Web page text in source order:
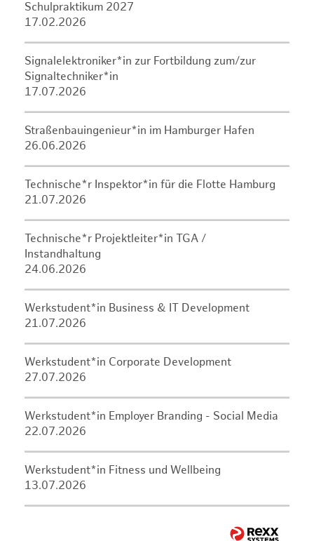
Schulpraktikum 2027
17.02.2026
Signalelektroniker*in zur Fortbildung zum/zur
Signaltechniker*in
17.07.2026
Straßenbauingenieur*in im Hamburger Hafen
26.06.2026
Technische*r Inspektor*in für die Flotte Hamburg
21.07.2026
Technische*r Projektleiter*in TGA /
Instandhaltung
24.06.2026
Werkstudent*in Business & IT Development
21.07.2026
Werkstudent*in Corporate Development
27.07.2026
Werkstudent*in Employer Branding - Social Media
22.07.2026
Werkstudent*in Fitness und Wellbeing
13.07.2026